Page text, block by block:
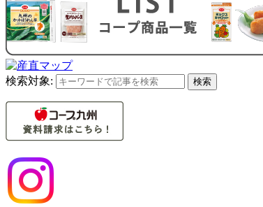
検索対象: 検索